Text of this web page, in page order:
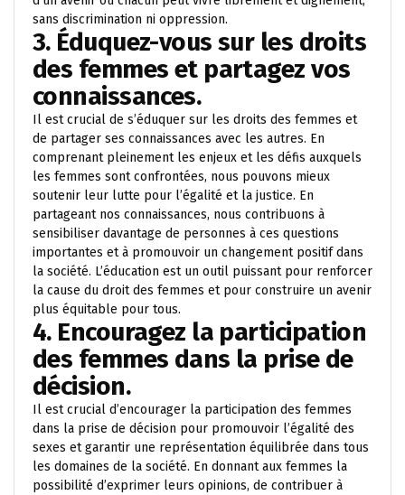
sans discrimination ni oppression.
3. Éduquez-vous sur les droits
des femmes et partagez vos
connaissances.
Il est crucial de s’éduquer sur les droits des femmes et
de partager ses connaissances avec les autres. En
comprenant pleinement les enjeux et les défis auxquels
les femmes sont confrontées, nous pouvons mieux
soutenir leur lutte pour l’égalité et la justice. En
partageant nos connaissances, nous contribuons à
sensibiliser davantage de personnes à ces questions
importantes et à promouvoir un changement positif dans
la société. L’éducation est un outil puissant pour renforcer
la cause du droit des femmes et pour construire un avenir
plus équitable pour tous.
4. Encouragez la participation
des femmes dans la prise de
décision.
Il est crucial d’encourager la participation des femmes
dans la prise de décision pour promouvoir l’égalité des
sexes et garantir une représentation équilibrée dans tous
les domaines de la société. En donnant aux femmes la
possibilité d’exprimer leurs opinions, de contribuer à